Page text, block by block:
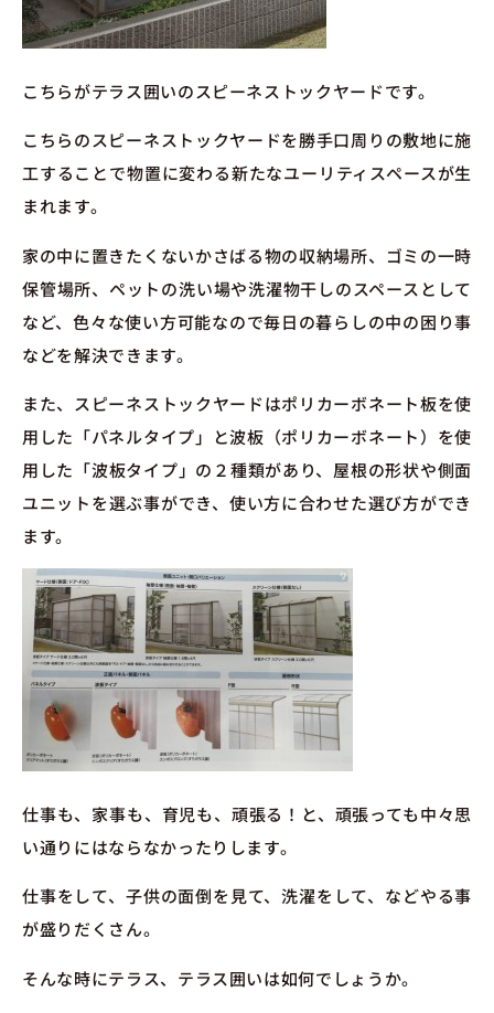
こちらがテラス囲いのスピーネストックヤードです。
こちらのスピーネストックヤードを勝手口周りの敷地に施
工することで物置に変わる新たなユーリティスペースが生
まれます。
家の中に置きたくないかさばる物の収納場所、ゴミの一時
保管場所、ペットの洗い場や洗濯物干しのスペースとして
など、色々な使い方可能なので毎日の暮らしの中の困り事
などを解決できます。
また、スピーネストックヤードはポリカーボネート板を使
用した「パネルタイプ」と波板（ポリカーボネート）を使
用した「波板タイプ」の２種類があり、屋根の形状や側面
ユニットを選ぶ事ができ、使い方に合わせた選び方ができ
ます。
仕事も、家事も、育児も、頑張る！と、頑張っても中々思
い通りにはならなかったりします。
仕事をして、子供の面倒を見て、洗濯をして、などやる事
が盛りだくさん。
そんな時にテラス、テラス囲いは如何でしょうか。